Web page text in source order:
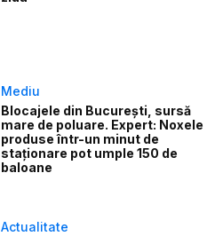
Mediu
Blocajele din București, sursă
mare de poluare. Expert: Noxele
produse într-un minut de
staționare pot umple 150 de
baloane
Actualitate